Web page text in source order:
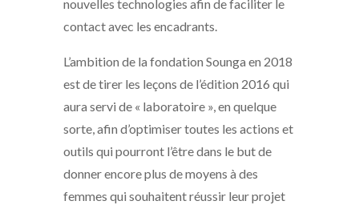
nouvelles technologies afin de faciliter le
contact avec les encadrants.
L’ambition de la fondation Sounga en 2018
est de tirer les leçons de l’édition 2016 qui
aura servi de « laboratoire », en quelque
sorte, afin d’optimiser toutes les actions et
outils qui pourront l’être dans le but de
donner encore plus de moyens à des
femmes qui souhaitent réussir leur projet